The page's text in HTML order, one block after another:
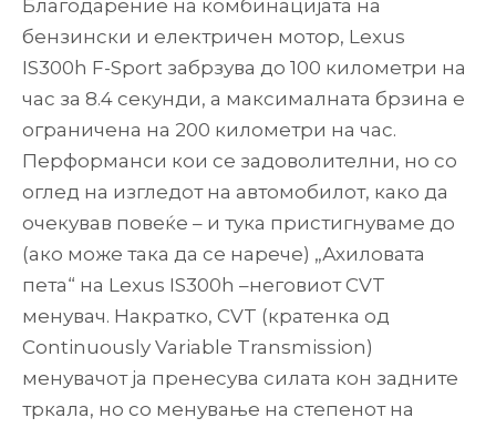
Благодарение на комбинацијата на
бензински и електричен мотор, Lexus
IS300h F-Sport забрзува до 100 километри на
час за 8.4 секунди, а максималната брзина е
ограничена на 200 километри на час.
Перформанси кои се задоволителни, но со
оглед на изгледот на автомобилот, како да
очекував повеќе – и тука пристигнуваме до
(ако може така да се нарече) „Ахиловата
пета“ на Lexus IS300h –неговиот CVT
менувач. Накратко, CVT (кратенка од
Continuously Variable Transmission)
менувачот ја пренесува силата кон задните
тркала, но со менување на степенот на